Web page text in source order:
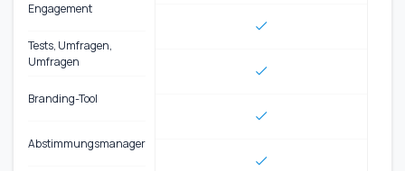
Engagement
Tests, Umfragen,
Umfragen
Branding-Tool
Abstimmungsmanager